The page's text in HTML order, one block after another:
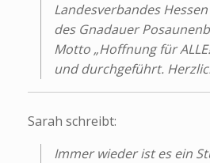
Landesverbandes
des Gnadauer
Motto „Hoffnung für
und durchgeführt.
Sarah schreibt:
Immer wieder ist es ein